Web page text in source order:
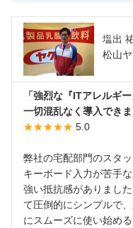
塩出
松山
「強烈な『ITアレルギ
一切混乱なく導入できま
★★★★★ 5.0
弊社の宅配部門のスタ
キーボード入力が苦手
強い抵抗感がありまし
て圧倒的にシンプルで
にスムーズに使い始め